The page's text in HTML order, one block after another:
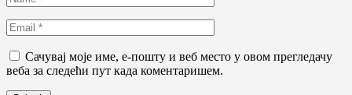
Сачувај моје име, е-пошту и веб место у овом прегледачу
веба за следећи пут када коментаришем.